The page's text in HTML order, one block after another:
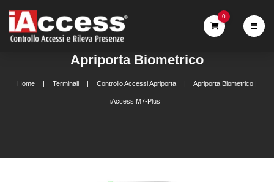
0
Apriporta Biometrico
Home Terminali Controllo Accessi Apriporta Apriporta Biometrico |
iAccess M7-Plus